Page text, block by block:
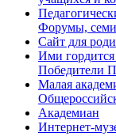
Форумы,
Сайт для
Ими гордится
Победители
Малая
Академиан
Интернет-